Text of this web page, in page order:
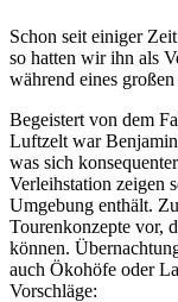
Schon seit einiger
so hatten wir ihn als
während eines
Begeistert von dem
Luftzelt war
was sich
Verleihstation zeigen
Umgebung enthält.
Tourenkonzepte vor,
können.
auch Ökohöfe oder
Vorschläge: